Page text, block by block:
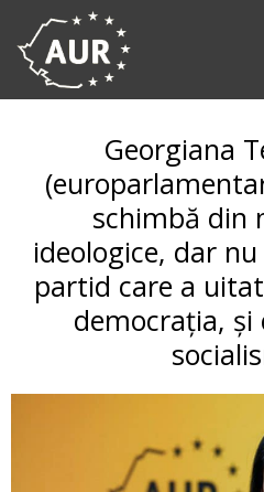
Georgiana
schimbă din
ideologice, dar
partid care a
democrația, și